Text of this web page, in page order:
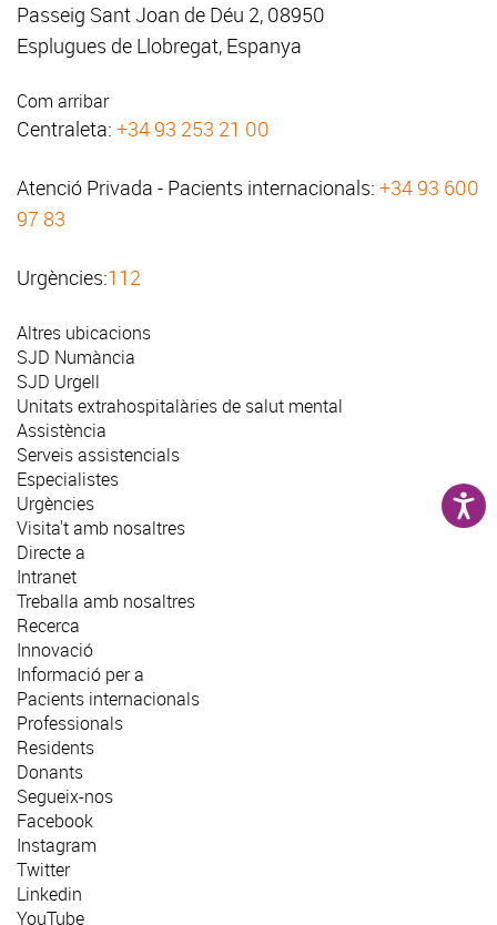
Passeig Sant Joan de Déu 2, 08950
Esplugues de Llobregat, Espanya
Com arribar
Centraleta: +34 93 253 21 00
Atenció Privada - Pacients internacionals: +34 93 600
97 83
Urgències:112
Altres ubicacions
SJD Numància
SJD Urgell
Unitats extrahospitalàries de salut mental
Assistència
Serveis assistencials
Especialistes
Urgències
Visita't amb nosaltres
Directe a
Intranet
Treballa amb nosaltres
Recerca
Innovació
Informació per a
Pacients internacionals
Professionals
Residents
Donants
Segueix-nos
Facebook
Instagram
Twitter
Linkedin
YouTube